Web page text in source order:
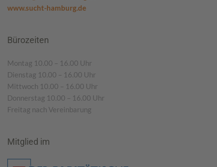
www.sucht-hamburg.de
Bürozeiten
Montag 10.00 – 16.00 Uhr
Dienstag 10.00 – 16.00 Uhr
Mittwoch 10.00 – 16.00 Uhr
Donnerstag 10.00 – 16.00 Uhr
Freitag nach Vereinbarung
Mitglied im